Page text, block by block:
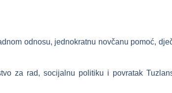
odnosu, jednokratnu novčanu pomoć,
za rad, socijalnu politiku i povratak